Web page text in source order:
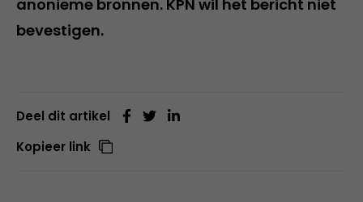
anonieme bronnen. KPN wil het bericht niet
bevestigen.
Deel dit artikel
Kopieer link